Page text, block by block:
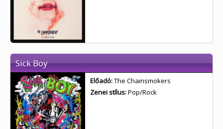
Sick Boy
Előadó:The Chainsmokers
Zenei stílus:Pop/Rock